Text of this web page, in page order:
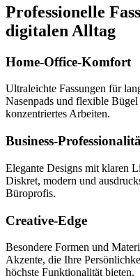
Professionelle
digitalen Alltag
Home-Office-Komfort
Ultraleichte Fassungen für
Nasenpads und flexible
konzentriertes Arbeiten.
Business-
Elegante Designs mit klaren
Diskret, modern und
Büroprofis.
Creative-Edge
Besondere Formen und
Akzente, die Ihre
höchste Funktionalität bieten.